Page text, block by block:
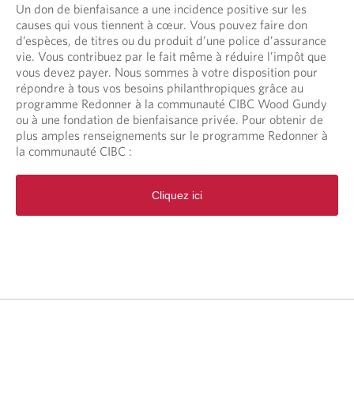
Un don de bienfaisance a une incidence positive sur les
causes qui vous tiennent à cœur. Vous pouvez faire don
d’espèces, de titres ou du produit d’une police d’assurance
vie. Vous contribuez par le fait même à réduire l’impôt que
vous devez payer. Nous sommes à votre disposition pour
répondre à tous vos besoins philanthropiques grâce au
programme Redonner à la communauté CIBC Wood Gundy
ou à une fondation de bienfaisance privée. Pour obtenir de
plus amples renseignements sur le programme Redonner à
la communauté CIBC :
Cliquez ici
e